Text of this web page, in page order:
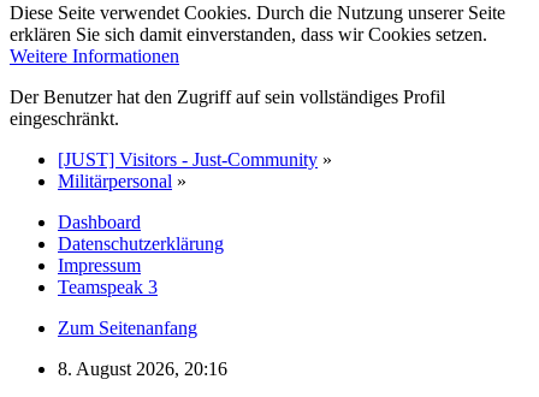
Diese Seite verwendet Cookies. Durch die Nutzung unserer Seite
erklären Sie sich damit einverstanden, dass wir Cookies setzen.
Weitere Informationen
Der Benutzer hat den Zugriff auf sein vollständiges Profil
eingeschränkt.
[JUST] Visitors - Just-Community »
Militärpersonal »
Dashboard
Datenschutzerklärung
Impressum
Teamspeak 3
Zum Seitenanfang
8. August 2026, 20:16